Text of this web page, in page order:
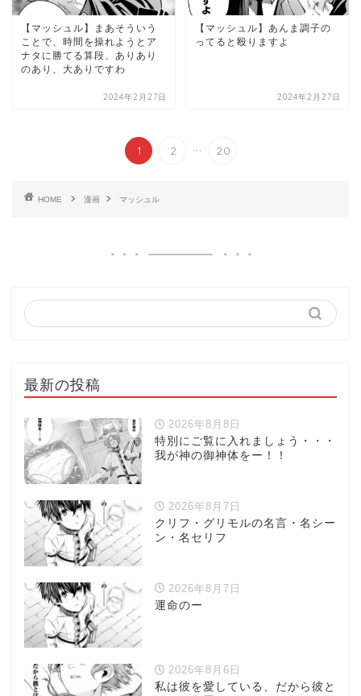
【マッシュル】まあそういう
ことで、時間を操れようとア
ナタに勝てる算段、ありあり
のあり、大ありですわ
2024年2月27日
【マッシュル】あんま調子の
ってると殴りますよ
2024年2月27日
1 2 ... 20
HOME 漫画 マッシュル
最新の投稿
2026年8月8日
特別にご覧に入れましょう・・・
我が神の御神体をー！！
2026年8月7日
クリフ・グリモルの名言・名シー
ン・名セリフ
2026年8月7日
運命のー
2026年8月6日
私は彼を愛している、だから彼と